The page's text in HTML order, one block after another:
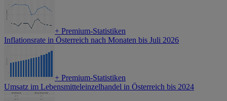
+ Premium-Statistiken
Inflationsrate in Österreich nach Monaten bis Juli 2026
+ Premium-Statistiken
Umsatz im Lebensmitteleinzelhandel in Österreich bis 2024